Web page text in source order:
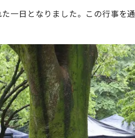
一日となりました。この行事を通